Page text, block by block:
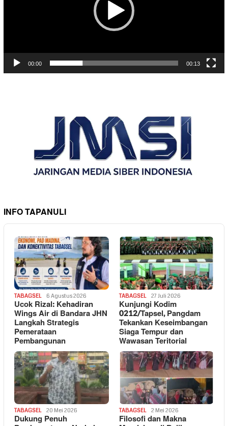
00:00 00:13
INFO TAPANULI
TABAGSEL 6 Agustus 2026
Ucok Rizal: Kehadiran
Wings Air di Bandara JHN
Langkah Strategis
Pemerataan
Pembangunan
TABAGSEL 27 Juli 2026
Kunjungi Kodim
0212/Tapsel, Pangdam
Tekankan Keseimbangan
Siaga Tempur dan
Wawasan Teritorial
TABAGSEL 20 Mei 2026
Dukung Penuh
TABAGSEL 2 Mei 2026
Filosofi dan Makna